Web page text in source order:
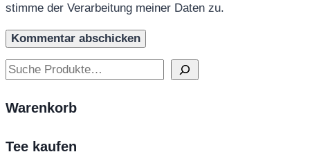
stimme der Verarbeitung meiner Daten zu.
Suchen
Warenkorb
Tee kaufen